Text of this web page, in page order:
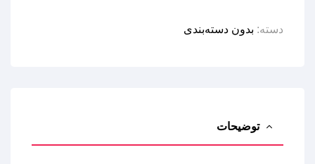
دسته: بدون دسته‌بندی
توضیحات